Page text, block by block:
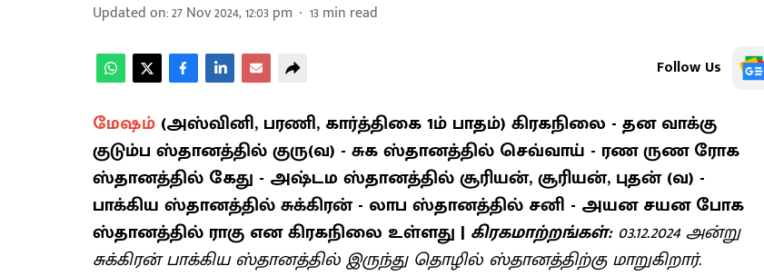
Updated on:27 Nov 2024, 12:03 pm 13min read
Follow Us
மேஷம் (அஸ்வினி, பரணி, கார்த்திகை 1ம் பாதம்) கிரகநிலை - தன வாக்கு
குடும்ப ஸ்தானத்தில் குரு(வ) - சுக ஸ்தானத்தில் செவ்வாய் - ரண ருண ரோக
ஸ்தானத்தில் கேது - அஷ்டம ஸ்தானத்தில் சூரியன், சூரியன், புதன் (வ) -
பாக்கிய ஸ்தானத்தில் சுக்கிரன் - லாப ஸ்தானத்தில் சனி - அயன சயன போக
ஸ்தானத்தில் ராகு என கிரகநிலை உள்ளது | கிரகமாற்றங்கள்:03.12.2024 அன்று
சுக்கிரன் பாக்கிய ஸ்தானத்தில் இருந்து தொழில் ஸ்தானத்திற்கு மாறுகிறார்.